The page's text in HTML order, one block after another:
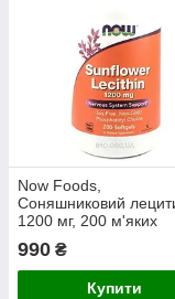
Now Foods,
Соняшниковий
1200 мг, 200 м'яких
желатинових капсул
990 ₴
Купити